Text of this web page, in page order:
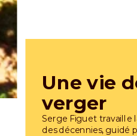
Une vie
verger
Serge Figuet travaille
des décennies, guidé